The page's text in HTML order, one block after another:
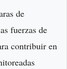
de
fuerzas de
contribuir en